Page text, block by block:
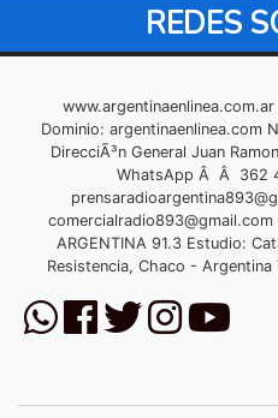
REDES
Dominio: argentinaenlinea.com
DirecciÃ³n General Juan
WhatsApp Â Â 362
comercialradio893@gmail.com
ARGENTINA 91.3 Estudio:
Resistencia, Chaco -